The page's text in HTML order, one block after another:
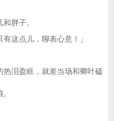
胖子。
这点儿，聊表心意！」
泪盈眶，就差当场和卿叶磕